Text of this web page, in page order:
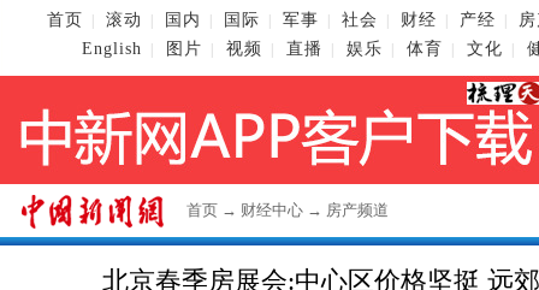
首页 滚动 国内 国际 军事 社会 财经 产经
English
图片 视频 直播 娱乐 体育 文化
首页 → 财经中心 → 房产频道
北京春季房展会:中心区价格坚挺 远